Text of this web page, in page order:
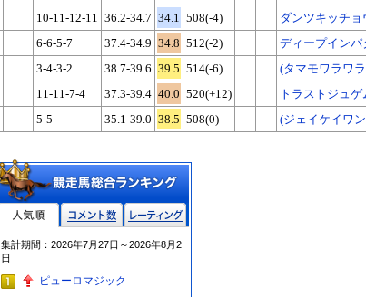
10-11-12-11 36.2-34.7 34.1 508(-4)
ダンツキッチョ
6-6-5-7 37.4-34.9 34.8 512(-2)
ディープインパ
3-4-3-2 38.7-39.6 39.5 514(-6)
(タマモワラワ
11-11-7-4 37.3-39.4 40.0 520(+12)
トラストジュゲ
5-5 35.1-39.0 38.5 508(0) (ジェイケイワ
グ
集計期間：2026年7月27日～2026年8月2
日
ピューロマジック